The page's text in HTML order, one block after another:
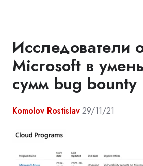
Исследователи
Microsoft в
сумм bug bounty
Komolov Rostislav 29/11/21